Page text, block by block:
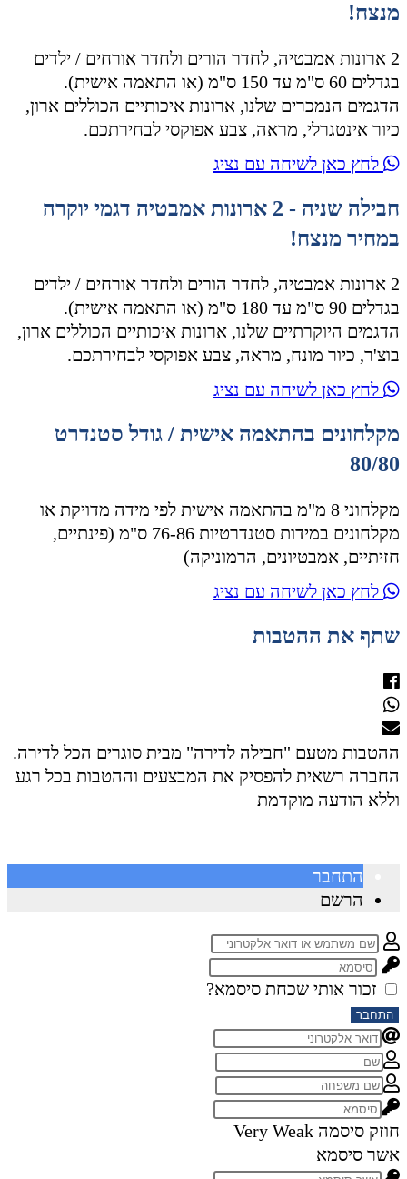
מנצח!
2 ארונות אמבטיה, לחדר הורים ולחדר אורחים / ילדים
בגדלים 60 ס"מ עד 150 ס"מ (או התאמה אישית).
הדגמים הנמכרים שלנו, ארונות איכותיים הכוללים ארון,
כיור אינטגרלי, מראה, צבע אפוקסי לבחירתכם.
לחץ כאן לשיחה עם נציג
חבילה שניה - 2 ארונות אמבטיה דגמי יוקרה
במחיר מנצח!
2 ארונות אמבטיה, לחדר הורים ולחדר אורחים / ילדים
בגדלים 90 ס"מ עד 180 ס"מ (או התאמה אישית).
הדגמים היוקרתיים שלנו, ארונות איכותיים הכוללים ארון,
בוצ'ר, כיור מונח, מראה, צבע אפוקסי לבחירתכם.
לחץ כאן לשיחה עם נציג
מקלחונים בהתאמה אישית / גודל סטנדרט
80/80
מקלחוני 8 מ"מ בהתאמה אישית לפי מידה מדויקת או
מקלחונים במידות סטנדרטיות 76-86 ס"מ (פינתיים,
חזיתיים, אמבטיונים, הרמוניקה)
לחץ כאן לשיחה עם נציג
שתף את ההטבות
ההטבות מטעם "חבילה לדירה" מבית סוגרים הכל לדירה.
החברה רשאית להפסיק את המבצעים וההטבות בכל רגע
וללא הודעה מוקדמת
התחבר
הרשם
זכור אותי שכחת סיסמא?
התחבר
חוזק סיסמה Very Weak
אשר סיסמא